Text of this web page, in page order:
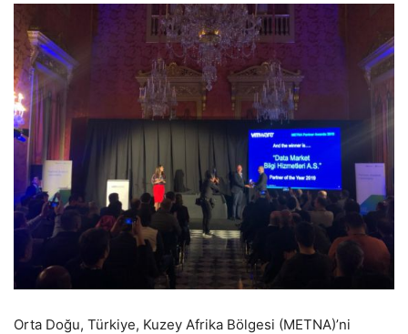
Orta Doğu, Türkiye, Kuzey Afrika Bölgesi (METNA)’ni